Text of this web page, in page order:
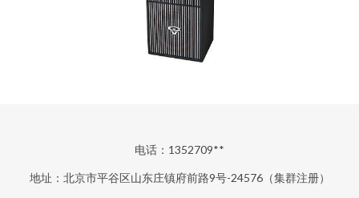
电话：1352709**
地址：北京市平谷区山东庄镇府前路9号-24576（集群注册）